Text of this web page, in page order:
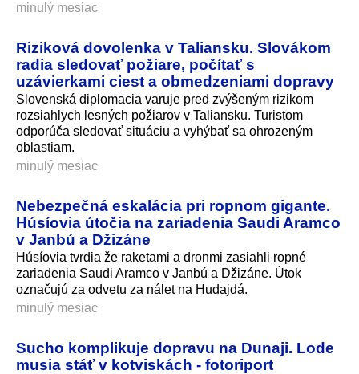
minulý mesiac
Riziková dovolenka v Taliansku. Slovákom
radia sledovať požiare, počítať s
uzávierkami ciest a obmedzeniami dopravy
Slovenská diplomacia varuje pred zvýšeným rizikom
rozsiahlych lesných požiarov v Taliansku. Turistom
odporúča sledovať situáciu a vyhýbať sa ohrozeným
oblastiam.
minulý mesiac
Nebezpečná eskalácia pri ropnom gigante.
Húsíovia útočia na zariadenia Saudi Aramco
v Janbú a Džizáne
Húsíovia tvrdia že raketami a dronmi zasiahli ropné
zariadenia Saudi Aramco v Janbú a Džizáne. Útok
označujú za odvetu za nálet na Hudajdá.
minulý mesiac
Sucho komplikuje dopravu na Dunaji. Lode
musia stáť v kotviskách - fotoriport